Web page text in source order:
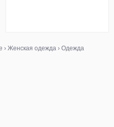
› Женская одежда › Одежда